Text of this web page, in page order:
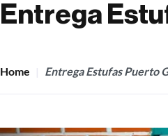
Entrega
Home Entrega Estufas Puerto